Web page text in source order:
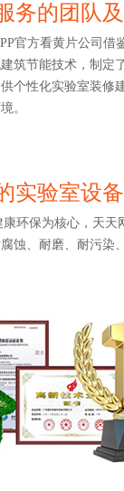
服务的团队
官方看黄片公司借
节能技术，制定
个性化实验室装修建
。
实验室设备
为核心，天天网
、耐磨、耐污染